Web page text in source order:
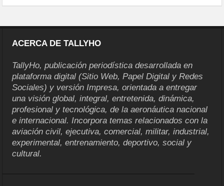
ACERCA DE TALLYHO
TallyHo, publicación periodística desarrollada en
plataforma digital (Sitio Web, Papel Digital y Redes
Sociales) y versión Impresa, orientada a entregar
una visión global, integral, entretenida, dinámica,
profesional y tecnológica, de la aeronáutica nacional
e internacional. Incorpora temas relacionados con la
aviación civil, ejecutiva, comercial, militar, industrial,
experimental, entrenamiento, deportivo, social y
cultural.